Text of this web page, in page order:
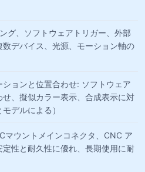
グ、ソフトウェアトリガー、外部
デバイス、光源、モーション軸の
ョンと位置合わせ: ソフトウェア
、擬似カラー表示、合成表示に対
デルによる）
マウントメインコネクタ、CNC ア
性と耐久性に優れ、長期使用に耐